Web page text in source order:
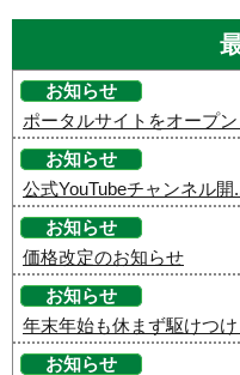
お知らせ
ポータルサイトをオープ
お知らせ
公式YouTubeチャンネル開
お知らせ
価格改定のお知らせ
お知らせ
年末年始も休まず駆けつけ
お知らせ